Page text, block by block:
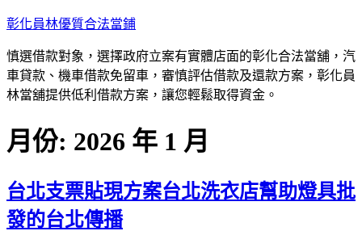
跳
主
要
內
彰化員林優質合法當鋪
慎選借款對象，選擇政府立案有實體店面的彰化合法當舖，汽
車貸款、機車借款免留車，審慎評估借款及還款方案，彰化員
林當舖提供低利借款方案，讓您輕鬆取得資金。
月份: 2026 年 1 月
台北支票貼現方案台北洗衣店幫助燈具批
發的台北傳播